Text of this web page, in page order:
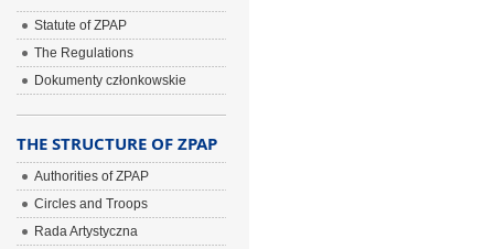
Statute of ZPAP
The Regulations
Dokumenty członkowskie
THE STRUCTURE OF ZPAP
Authorities of ZPAP
Circles and Troops
Rada Artystyczna